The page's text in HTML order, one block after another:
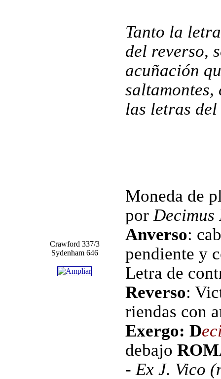
Tanto la
del reverso,
acuñación
saltamontes,
las letras
Crawford 337/3
Sydenham 646
Moneda de
por
Anverso:
pendiente y
Letra de
Reverso:
riendas con
Exergo: D
debajo
- Ex J. Vico